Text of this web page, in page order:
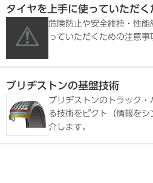
タイヤを上手に使っていただく
危険防止や安全維持・性
っていただくための注意事
ブリヂストンの基盤技術
ブリヂストンのトラック
る技術をピクト（情報を
介します。